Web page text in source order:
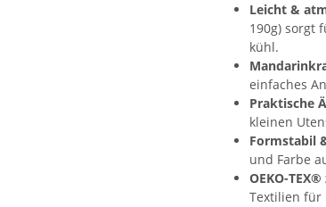
Leicht &
190g) sorgt
kühl.
einfaches
Praktische
kleinen
Formstabil
und Farbe
OEKO-
Textilien für